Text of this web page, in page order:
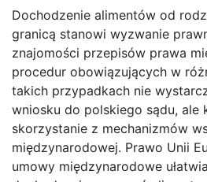
Dochodzenie alimentów od
granicą stanowi wyzwanie
znajomości przepisów prawa
procedur obowiązujących w
takich przypadkach nie
wniosku do polskiego sądu, ale
skorzystanie z mechanizmów
międzynarodowej. Prawo Unii
umowy międzynarodowe